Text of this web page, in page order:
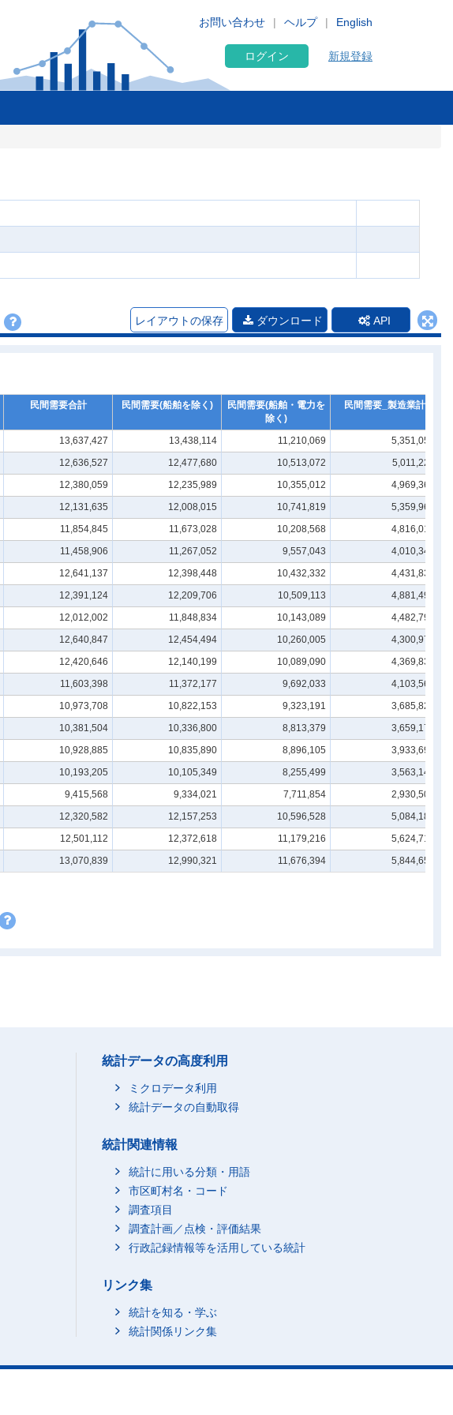
English
お問い合わせ ヘルプ
ログイン 新規登録
レイアウトの保存 ダウンロード API
民間需要合計 民間需要(船舶を除く)
民間需要(船舶・電力を
除く)
民間需要_製造業計
13,637,427 13,438,114 11,210,069
5,351,058
12,636,527 12,477,680 10,513,072
5,011,221
12,380,059 12,235,989 10,355,012
4,969,360
12,131,635 12,008,015 10,741,819
5,359,962
11,854,845 11,673,028 10,208,568
4,816,017
11,458,906 11,267,052 9,557,043
4,010,348
12,641,137 12,398,448 10,432,332
4,431,836
12,391,124 12,209,706 10,509,113
4,881,498
12,012,002 11,848,834 10,143,089
4,482,797
12,640,847 12,454,494 10,260,005
4,300,974
12,420,646 12,140,199 10,089,090
4,369,833
11,603,398 11,372,177 9,692,033
4,103,562
10,973,708 10,822,153 9,323,191
3,685,825
10,381,504 10,336,800 8,813,379
3,659,174
10,928,885 10,835,890 8,896,105
3,933,695
10,193,205 10,105,349 8,255,499
3,563,143
9,415,568 9,334,021 7,711,854
2,930,500
12,320,582 12,157,253 10,596,528
5,084,185
12,501,112 12,372,618 11,179,216
5,624,719
13,070,839 12,990,321 11,676,394 5,844,650
統計データの高度利用
ミクロデータ利用
統計データの自動取得
統計関連情報
統計に用いる分類・用語
市区町村名・コード
調査項目
調査計画／点検・評価結果
行政記録情報等を活用している統計
リンク集
統計を知る・学ぶ
統計関係リンク集